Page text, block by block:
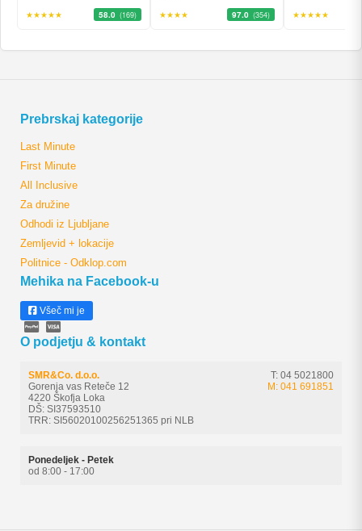
★★★★★ 58.0 (169) ★★★★ 97.0 (354) ★★★★★
Prebrskaj kategorije
Last Minute
First Minute
All Inclusive
Za družine
Odhodi iz Ljubljane
Zemljevid + lokacije
Politnice - Odklop.com
Mehika na Facebook-u
Všeč mi je
O podjetju & kontakt
SMR&Co. d.o.o.
Gorenja vas Reteče 12
4220 Škofja Loka
DŠ: SI37593510
TRR: SI56020100256251365 pri NLB
T: 04 5021800
M: 041 691851
Ponedeljek - Petek
od 8:00 - 17:00